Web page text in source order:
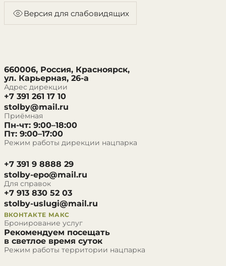
Версия для слабовидящих
660006, Россия, Красноярск,
ул. Карьерная, 26-а
Адрес дирекции
+7 391 261 17 10
stolby@mail.ru
Приёмная
Пн-чт: 9:00–18:00
Пт: 9:00–17:00
Режим работы дирекции нацпарка
+7 391 9 8888 29
stolby-epo@mail.ru
Для справок
+7 913 830 52 03
stolby-uslugi@mail.ru
ВКОНТАКТЕ МАКС
Бронирование услуг
Рекомендуем посещать
в светлое время суток
Режим работы территории нацпарка